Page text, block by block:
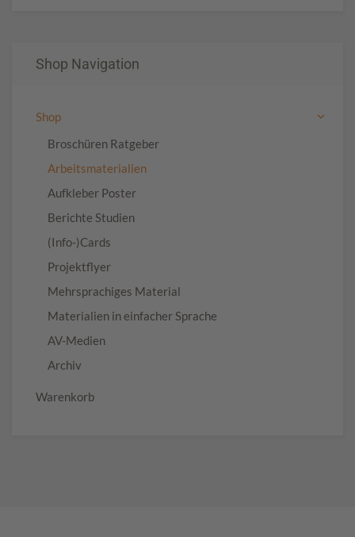
Shop Navigation
Shop
Broschüren Ratgeber
Arbeitsmaterialien
Aufkleber Poster
Berichte Studien
(Info-)Cards
Projektflyer
Mehrsprachiges Material
Materialien in einfacher Sprache
AV-Medien
Archiv
Warenkorb